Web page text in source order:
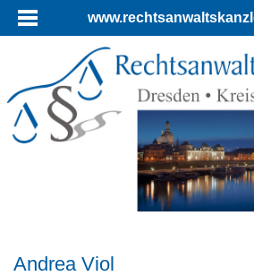
Andrea Viol